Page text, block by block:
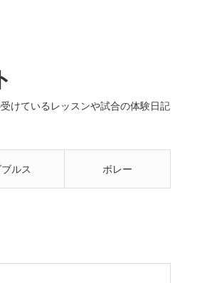
けているレッスンや試合の体験日記
ブルス ボレー